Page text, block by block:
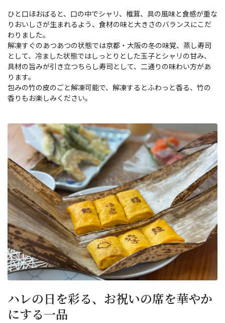
ひと口ほおばると、口の中でシャリ、椎茸、具の風味と食感が重な
りおいしさが生まれるよう、食材の味と大きさのバランスにこだ
わりました。
解凍すぐのあつあつの状態では京都・大阪の冬の味覚、蒸し寿司
として、冷ました状態ではしっとりとした玉子とシャリの甘み、
具材の旨みが引き立つちらし寿司として、二通りの味わい方があ
ります。
包みの竹の皮のごと解凍可能で、解凍するとふわっと香る、竹の
香りもお楽しみください。
ハレの日を彩る、お祝いの席を華やか
にする一品